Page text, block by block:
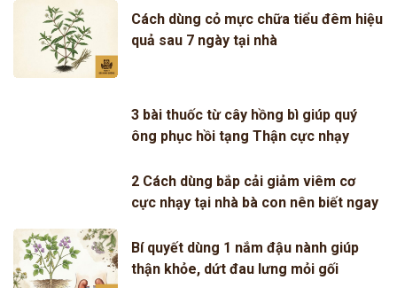
Cách dùng cỏ mực chữa tiểu đêm hiệu
quả sau 7 ngày tại nhà
3 bài thuốc từ cây hồng bì giúp quý
ông phục hồi tạng Thận cực nhạy
2 Cách dùng bắp cải giảm viêm cơ
cực nhạy tại nhà bà con nên biết ngay
Bí quyết dùng 1 nắm đậu nành giúp
thận khỏe, dứt đau lưng mỏi gối